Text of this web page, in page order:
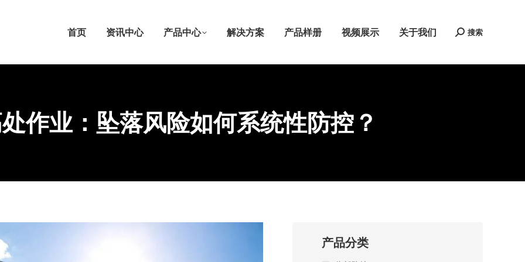
首页 资讯中心 产品中心 解决方案 产品样册 视频展示 关于我们 Search:
搜索
作业：坠落风险如何系统性防控？
产品分类